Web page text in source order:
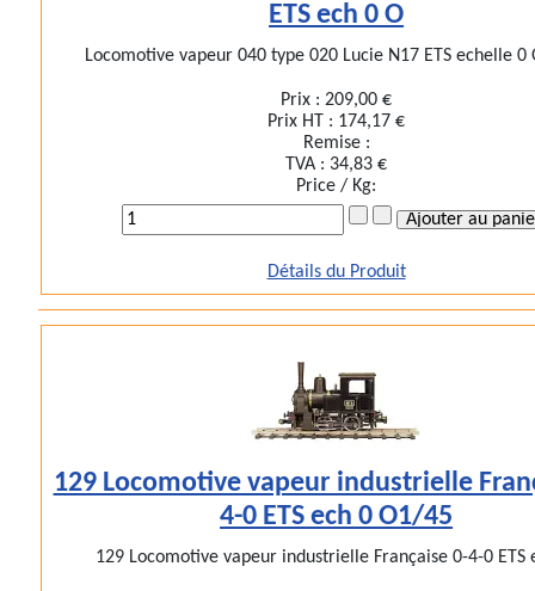
ETS ech 0 O
Locomotive vapeur 040 type 020 Lucie N17 ETS echelle 0
Prix :209,00 €
Prix HT : 174,17 €
Remise :
TVA : 34,83 €
Price / Kg:
Détails du Produit
129 Locomotive vapeur industrielle
4-0 ETS ech 0 O1/45
129 Locomotive vapeur industrielle Française 0-4-0 ETS